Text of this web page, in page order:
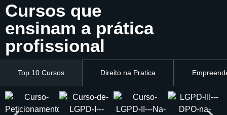
Cursos que
ensinam a prática
profissional
Top 10 Cursos Direito na Pratica